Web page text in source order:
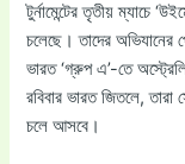
টুর্নামেন্টের তৃতীয় ম্যাচে
চলেছে। তাদের অভিযানের
ভারত ‘গ্রুপ এ’-তে
রবিবার ভারত জিতলে,
চলে আসবে।